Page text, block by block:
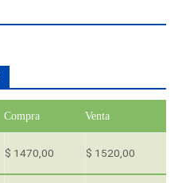
Compra Venta
$ 1470,00 $ 1520,00